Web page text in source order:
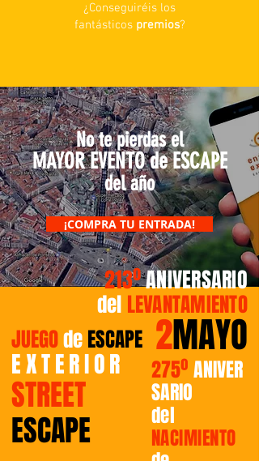
¿Conseguiréis los
fantásticos premios?
No te pierdas el
MAYOR EVENTO de ESCAPE
del año
¡COMPRA TU ENTRADA!
275º ANIVER
SARIO
del
NACIMIENTO
213ºANIVERSARIO
del LEVANTAMIENTO
2MAYO
JUEGOdeESCAPE
EXTERIOR
STREET
ESCAPE